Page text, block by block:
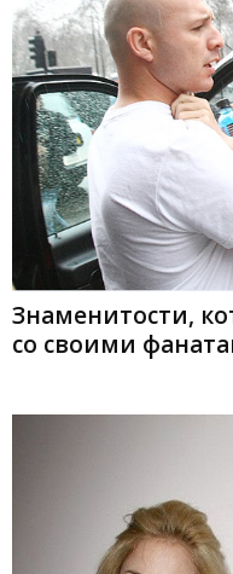
Знаменитости,
со своими